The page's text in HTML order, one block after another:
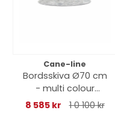
Cane-line
Bordsskiva Ø70 cm
- multi colour
ceramic
8 585 kr 1 0 100 kr